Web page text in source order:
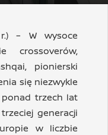
– W wysoce
crossoverów,
pionierski
się niezwykle
trzech lat
generacji
w liczbie